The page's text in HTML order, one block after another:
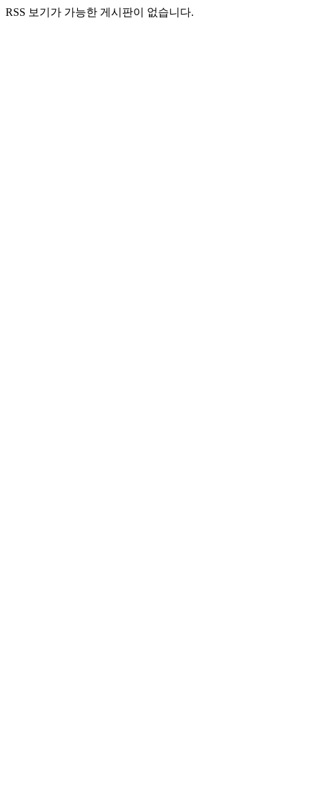
RSS 보기가 가능한 게시판이 없습니다.